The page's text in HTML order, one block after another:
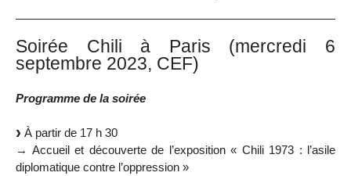
Soirée Chili à Paris (mercredi 6
septembre 2023, CEF)
Programme de la soirée
À partir de 17 h 30
→ Accueil et découverte de l’exposition « Chili 1973 : l’asile
diplomatique contre l’oppression »